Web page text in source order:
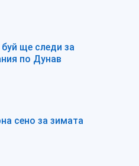
ще следи за
по Дунав
сено за зимата